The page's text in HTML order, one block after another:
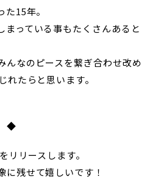
15年。
まっている事もたくさんあると
んなのピースを繋ぎ合わせ改め
れたらと思います。
リリースします。
に残せて嬉しいです！